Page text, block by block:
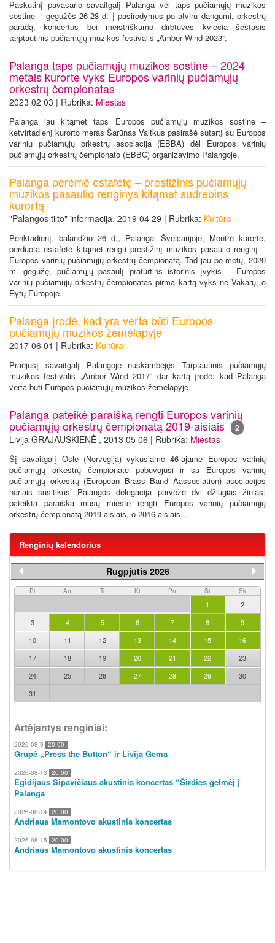
Paskutinį pavasario savaitgalį Palanga vėl taps pučiamųjų muzikos
sostine – gegužės 26-28 d. į pasirodymus po atviru dangumi, orkestrų
paradą, koncertus bei meistriškumo dirbtuves kviečia šeštasis
tarptautinis pučiamųjų muzikos festivalis „Amber Wind 2023“.
Palanga taps pučiamųjų muzikos sostine – 2024
metais kurorte vyks Europos varinių pučiamųjų
orkestrų čempionatas
2023 02 03 | Rubrika: Miestas
Palanga jau kitąmet taps Europos pučiamųjų muzikos sostine –
ketvirtadienį kurorto meras Šarūnas Vaitkus pasirašė sutartį su Europos
varinių pučiamųjų orkestrų asociacija (EBBA) dėl Europos varinių
pučiamųjų orkestrų čempionato (EBBC) organizavimo Palangoje.
Palanga perėmė estafetę – prestižinis pučiamųjų
muzikos pasaulio renginys kitąmet sudrebins
kurortą
"Palangos tilto" informacija, 2019 04 29 | Rubrika: Kultūra
Penktadienį, balandžio 26 d., Palangai Šveicarijoje, Montrė kurorte,
perduota estafetė kitąmet rengti prestižinį muzikos pasaulio renginį –
Europos varinių pučiamųjų orkestrų čempionatą. Tad jau po metų, 2020
m. gegužę, pučiamųjų pasaulį praturtins istorinis įvykis – Europos
varinių pučiamųjų orkestrų čempionatas pirmą kartą vyks ne Vakarų, o
Rytų Europoje.
Palanga įrodė, kad yra verta būti Europos
pučiamųjų muzikos žemėlapyje
2017 06 01 | Rubrika: Kultūra
Praėjusį savaitgalį Palangoje nuskambėjęs Tarptautinis pučiamųjų
muzikos festivalis „Amber Wind 2017“ dar kartą įrodė, kad Palanga
verta būti Europos pučiamųjų muzikos žemėlapyje.
Palanga pateikė paraišką rengti Europos varinių
pučiamųjų orkestrų čempionatą 2019-aisiais 2
Livija GRAJAUSKIENĖ , 2013 05 06 | Rubrika: Miestas
Šį savaitgalį Osle (Norvegija) vykusiame 46-ajame Europos varinių
pučiamųjų orkestrų čempionate pabuvojusi ir su Europos varinių
pučiamųjų orkestrų (European Brass Band Aassociation) asociacijos
nariais susitikusi Palangos delegacija parvežė dvi džiugias žinias:
pateikta paraiška mūsų mieste rengti Europos varinių pučiamųjų
orkestrų čempionatą 2019-aisiais, o 2016-aisiais...
Renginių kalendorius
Rugpjūtis 2026
Pi An Tr Kt Pn Št Sk
1
2
3
4 5 6 7 8
9
10
11 12 13 14 15
16
17
18 19 20 21 22
23
24
25 26 27 28 29
30
31
Artėjantys renginiai:
2026-08-9 20:00
Grupė „Press the Button“ ir Livija Gema
2026-08-13 20:00
Egidijaus Sipavičiaus akustinis koncertas “Širdies gelmėj |
Palanga
2026-08-14 20:00
Andriaus Mamontovo akustinis koncertas
2026-08-15 20:00
Andriaus Mamontovo akustinis koncertas